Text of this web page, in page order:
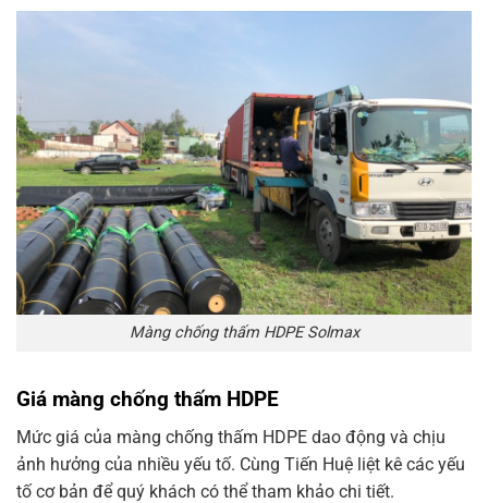
Màng chống thấm HDPE Solmax
Giá màng chống thấm HDPE
Mức giá của màng chống thấm HDPE dao động và chịu
ảnh hưởng của nhiều yếu tố. Cùng Tiến Huệ liệt kê các yếu
tố cơ bản để quý khách có thể tham khảo chi tiết.